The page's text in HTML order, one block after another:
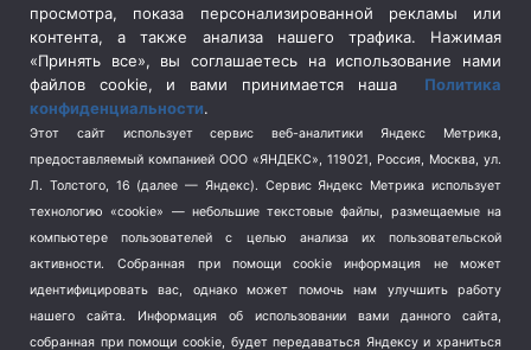
Социальная политика
(3)
Спецоперация в Украине
Спецоперация на Украине
(404)
Спорт (740)
Терроризм (1)
Транспорт (262)
Туризм (178)
Школа и спорт (2)
просмотра, показа персонализированной рекламы или
контента, а также анализа нашего трафика. Нажимая
«Принять все», вы соглашаетесь на использование нами
файлов cookie, и вами принимается наша Политика
конфиденциальности.
Этот сайт использует сервис веб-аналитики Яндекс Метрика,
предоставляемый компанией ООО «ЯНДЕКС», 119021, Россия, Москва, ул.
Л. Толстого, 16 (далее — Яндекс). Сервис Яндекс Метрика использует
технологию «cookie» — небольшие текстовые файлы, размещаемые на
компьютере пользователей с целью анализа их пользовательской
активности.
Собранная при помощи cookie информация не может
идентифицировать вас, однако может помочь нам улучшить работу
нашего сайта. Информация об использовании вами данного сайта,
собранная при помощи cookie, будет передаваться Яндексу и храниться